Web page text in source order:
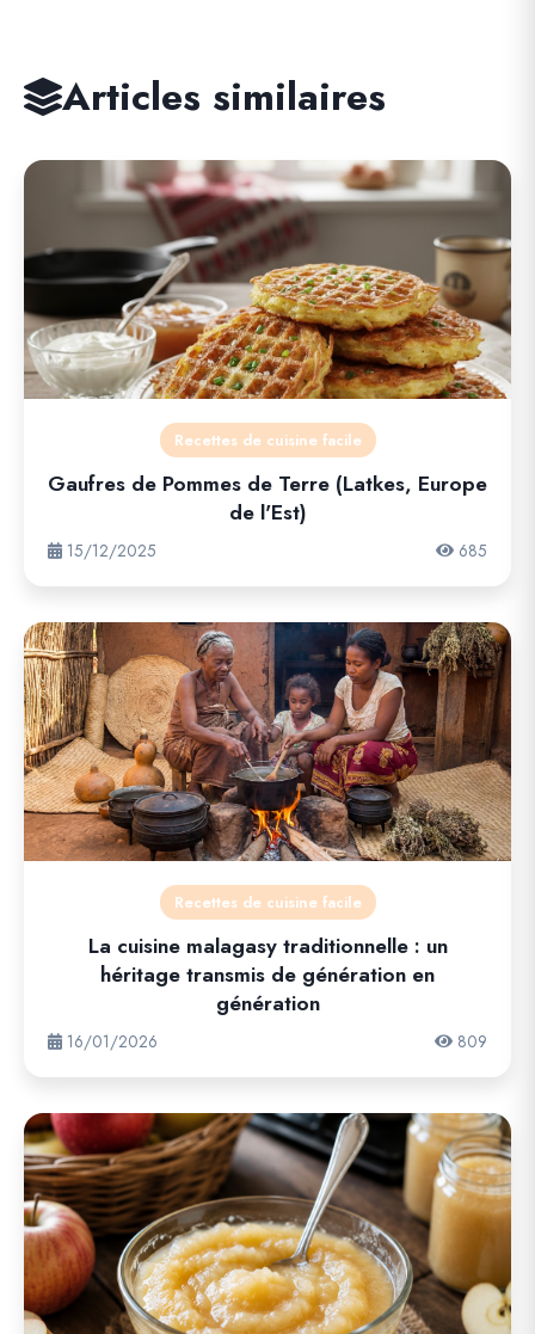
Articles similaires
Recettes de cuisine facile
Gaufres de Pommes de Terre (Latkes, Europe
de l'Est)
15/12/2025 685
Recettes de cuisine facile
La cuisine malagasy traditionnelle : un
héritage transmis de génération en
génération
16/01/2026 809